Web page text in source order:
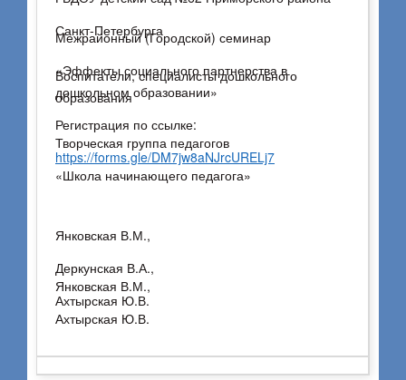
Межрайонный (Городской) семинар
«Эффекты социального партнерства в
дошкольном образовании»
Регистрация по ссылке:
https://forms.gle/DM7jw8aNJrcURELj7
Янковская В.М.,
Деркунская В.А.,
Ахтырская Ю.В.
Санкт-Петербурга
Воспитатели, специалисты дошкольного
образования
Творческая группа педагогов
«Школа начинающего педагога»
Янковская В.М.,
Ахтырская Ю.В.